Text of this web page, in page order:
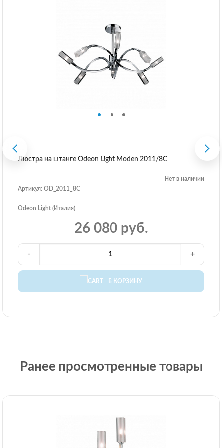
Люстра на штанге Odeon Light Moden 2011/8C
Нет в наличии
Артикул: OD_2011_8C
Odeon Light (Италия)
26 080 руб.
В КОРЗИНУ
- +
Ранее просмотренные товары